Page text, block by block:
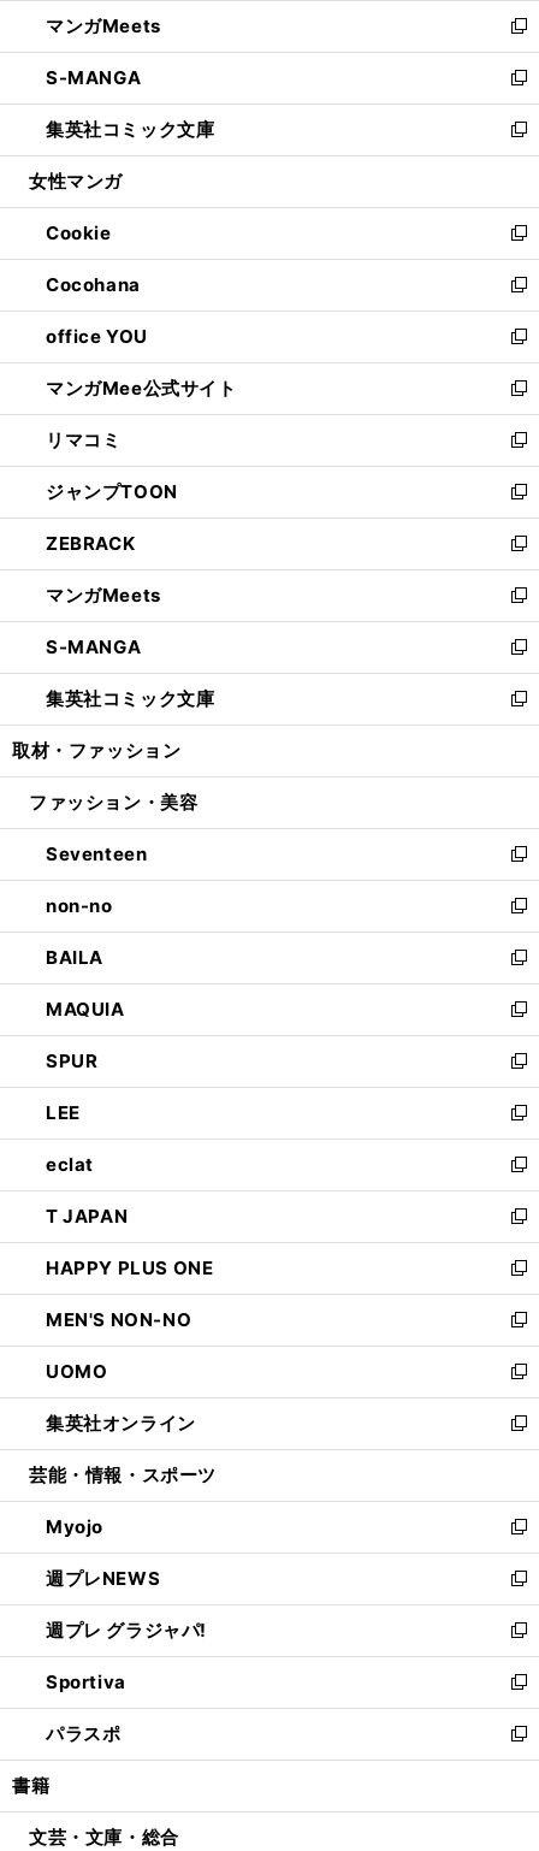
く
で
開
く
ド
ウ
で
開
く
ィ
ン
ド
ウ
で
開
し
い
ウ
ィ
ン
ド
ウ
開
く
マンガMeets
新
し
い
ウ
ィ
ン
ウ
で
開
く
S-MANGA
新
し
い
ウ
ン
ド
ウ
で
開
く
集英社コミック文庫
新
し
ウ
ィ
ン
ド
ウ
で
開
く
女性マンガ
Cookie
新
し
い
ウ
ィ
ン
ド
ウ
で
開
く
Cocohana
新
し
い
ウ
ィ
ン
ド
ウ
で
開
く
office YOU
新
し
い
ウ
ィ
ン
ド
ウ
で
開
く
マンガMee公式サイト
新
し
い
ウ
ィ
ン
ド
ウ
で
開
く
リマコミ
新
し
い
ウ
ィ
ン
ド
ウ
で
開
く
ジャンプTOON
新
し
い
ウ
ィ
ン
ド
ウ
で
開
ZEBRACK
新
し
い
ウ
ィ
ン
ド
ウ
開
マンガMeets
新
し
い
ウ
ィ
ン
ウ
開
く
S-MANGA
新
し
い
ウ
ン
ウ
で
開
く
集英社コミック文庫
新
し
ウ
ン
ド
ウ
で
開
く
取材・ファッション
ファッション・美容
Seventeen
新
し
い
ウ
ィ
ン
ド
ウ
で
開
く
non-no
新
し
い
ウ
ィ
ン
ド
ウ
で
開
く
BAILA
新
し
い
ウ
ィ
ン
ド
ウ
で
開
く
MAQUIA
新
し
い
ウ
ィ
ン
ド
ウ
で
開
く
SPUR
新
し
い
ウ
ィ
ン
ド
ウ
で
開
く
LEE
新
し
い
ウ
ィ
ン
ド
ウ
で
開
く
eclat
新
し
い
ウ
ィ
ン
ド
ウ
で
開
く
T JAPAN
新
し
い
ウ
ィ
ン
ド
ウ
で
開
HAPPY PLUS ONE
新
し
い
ウ
ィ
ン
ド
ウ
開
く
MEN'S NON-NO
新
し
い
ウ
ィ
ン
ウ
で
開
く
UOMO
新
し
い
ウ
ン
ド
ウ
で
開
く
集英社オンライン
新
し
ウ
ィ
ン
ド
ウ
で
開
く
芸能・情報・スポーツ
Myojo
新
し
い
ウ
ィ
ン
ド
ウ
で
開
週プレNEWS
新
し
い
ウ
ィ
ン
ド
ウ
開
週プレ グラジャパ!
新
し
い
ウ
ィ
ン
ウ
Sportiva
新
し
い
ウ
ン
パラスポ
新
し
ウ
書籍
文芸・文庫・総合